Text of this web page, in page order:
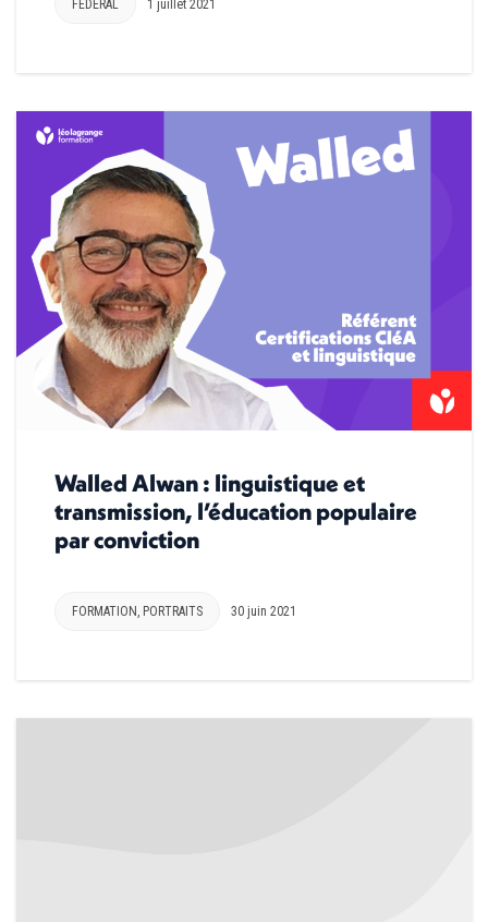
FEDERAL 1 juillet 2021
Walled Alwan : linguistique et
transmission, l’éducation populaire
par conviction
FORMATION PORTRAITS 30 juin 2021